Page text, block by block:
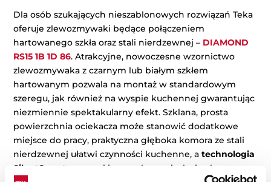
Dla osób szukających nieszablonowych rozwiązań Teka
oferuje zlewozmywaki będące połączeniem
hartowanego szkła oraz stali nierdzewnej – DIAMOND
RS15 1B 1D 86. Atrakcyjne, nowoczesne wzornictwo
zlewozmywaka z czarnym lub białym szkłem
hartowanym pozwala na montaż w standardowym
szeregu, jak również na wyspie kuchennej gwarantując
niezmiennie spektakularny efekt. Szklana, prosta
powierzchnia ociekacza może stanowić dodatkowe
miejsce do pracy, praktyczna głęboka komora ze stali
nierdzewnej ułatwi czynności kuchenne, atechnologia
SilentSmart
zapewni jeszcze lepszą izolację akustyczną.